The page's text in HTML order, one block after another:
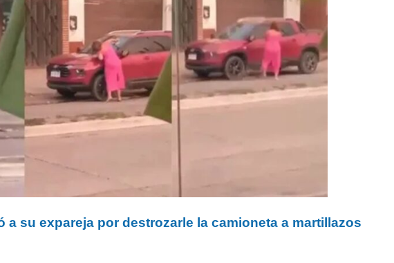
a su expareja por destrozarle la camioneta a martillazos